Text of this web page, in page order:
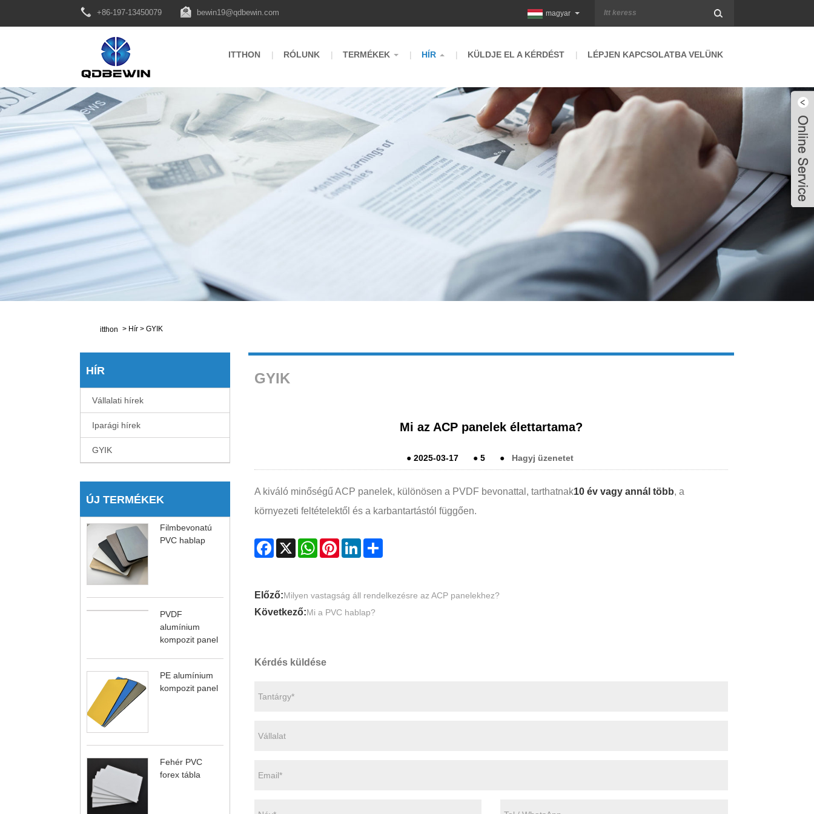
+86-197-13450079 bewin19@qdbewin.com magyar
ITTHON RÓLUNK TERMÉKEK HÍR KÜLDJE EL A KÉRDÉST LÉPJEN KAPCSOLATBA VELÜNK
itthon > Hír > GYIK
HÍR
Vállalati hírek
Iparági hírek
GYIK
ÚJ TERMÉKEK
Filmbevonatú
PVC hablap
PVDF
alumínium
kompozit panel
PE alumínium
kompozit panel
Fehér PVC
forex tábla
GYIK
Mi az ACP panelek élettartama?
● 2025-03-17 ● 5 ● Hagyj üzenetet
A kiváló minőségű ACP panelek, különösen a PVDF bevonattal, tarthatnak10 év vagy annál több, a
környezeti feltételektől és a karbantartástól függően.
Facebook
X WhatsApp
PinterestLinkedInShare
Előző:Milyen vastagság áll rendelkezésre az ACP panelekhez?
Következő:Mi a PVC hablap?
Kérdés küldése